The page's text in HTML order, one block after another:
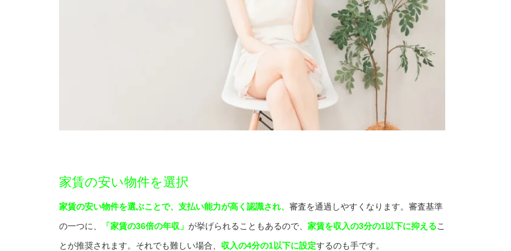
家賃の安い物件を選択
家賃の安い物件を選ぶことで、支払い能力が高く認識され、 審査を通過しやすくなります。審査基準
の一つに、
「家賃の36倍の年収」 が挙げられることもあるので、 家賃を収入の3分の1以下に抑えるこ
とが推奨されます。それでも難しい場合、 収入の4分の1以下に設定するのも手です。